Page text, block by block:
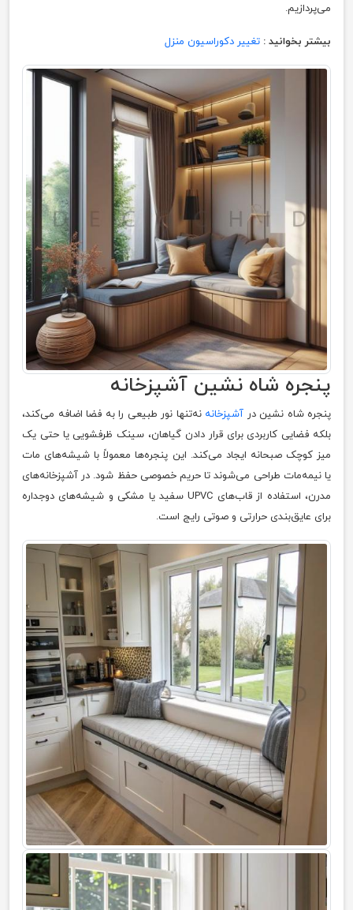
می‌پردازیم.
بیشتر بخوانید : تغییر دکوراسیون منزل
پنجره شاه‌ نشین آشپزخانه
پنجره شاه‌ نشین در آشپزخانه نه‌تنها نور طبیعی را به فضا اضافه می‌کند،
بلکه فضایی کاربردی برای قرار دادن گیاهان، سینک ظرفشویی یا حتی یک
میز کوچک صبحانه ایجاد می‌کند. این پنجره‌ها معمولاً با شیشه‌های مات
یا نیمه‌مات طراحی می‌شوند تا حریم خصوصی حفظ شود. در آشپزخانه‌های
مدرن، استفاده از قاب‌های UPVC سفید یا مشکی و شیشه‌های دوجداره
برای عایق‌بندی حرارتی و صوتی رایج است.